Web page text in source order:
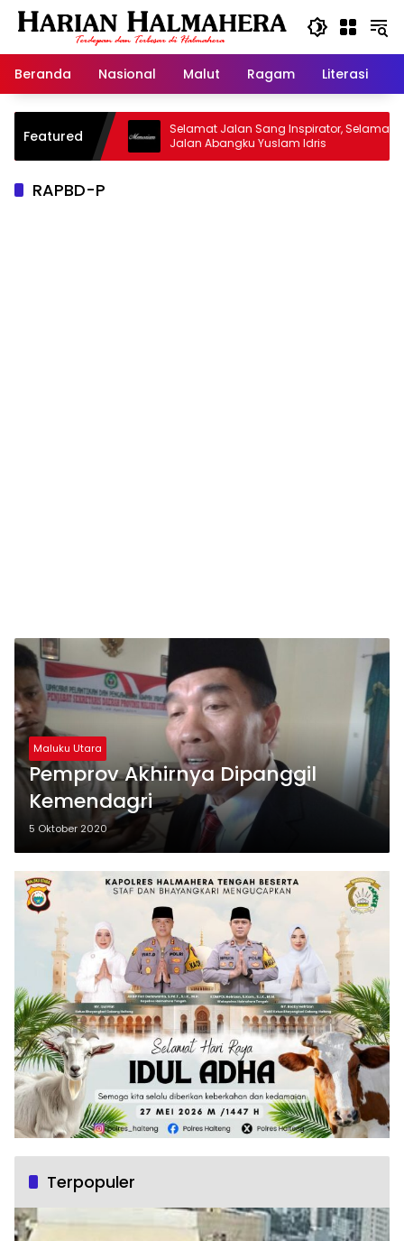
Langsung
Beranda
Nasional Malut Ragam Literasi
Featured
Warisan
Selamat Jalan Sang Inspirator, Selamat
Jalan Abangku Yuslam Idris
RAPBD-P
Maluku Utara
Pemprov Akhirnya Dipanggil
Kemendagri
5 Oktober 2020
Terpopuler